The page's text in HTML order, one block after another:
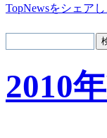
TopNewsをシェアし
2010